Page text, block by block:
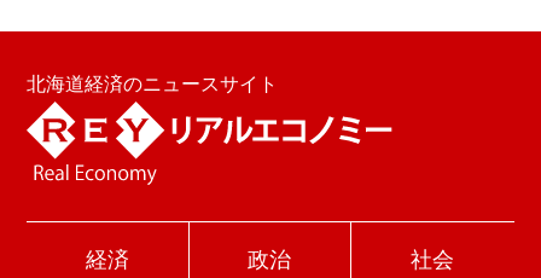
北海道経済のニュースサイト
経済 政治 社会